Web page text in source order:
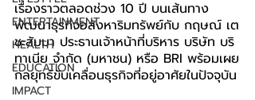
ENTERTAINMENT
HEALTH
EDUCATION
IMPACT
เรื่องราวตลอดช่วง 10 ปี บนเส้นทาง
พัฒนาธุรกิจอสังหาริมทรัพย์กับ กฤษณ์ เต
ชะสัมมา ประธานเจ้าหน้าที่บริหาร บริษัท บริ
ทาเนีย จำกัด (มหาชน) หรือ BRI พร้อมเผย
กลยุทธ์ขับเคลื่อนธุรกิจที่อยู่อาศัยในปัจจุบัน